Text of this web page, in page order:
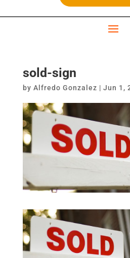
sold-sign
by Alfredo Gonzalez | Jun 1,